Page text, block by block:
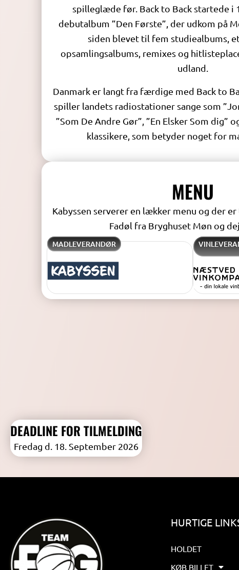
spilleglæde før. Back to Back startede i
debutalbum ”Den Første”, der udkom på
siden blevet til fem studiealbums,
opsamlingsalbums, remixes og
udland.
Danmark er langt fra færdige med Back to
spiller landets radiostationer sange som
”Som De Andre Gør”, ”En Elsker Som dig”
klassikere, som betyder noget for
MENU
Kabyssen serverer en lækker menu og der
Fadøl fra Bryghuset Møn og
MADLEVERANDØR
DEADLINE FOR TILMELDING
Fredag d. 18. September 2026
HURTIGE
HOLDET
KØB BILLET